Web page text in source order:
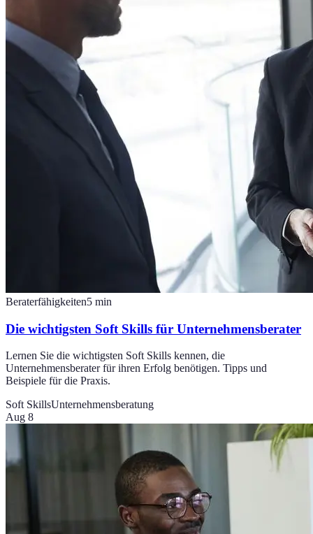
Beraterfähigkeiten5 min
Die wichtigsten Soft Skills für Unternehmensberater
Lernen Sie die wichtigsten Soft Skills kennen, die
Unternehmensberater für ihren Erfolg benötigen. Tipps und
Beispiele für die Praxis.
Soft SkillsUnternehmensberatung
Aug 8